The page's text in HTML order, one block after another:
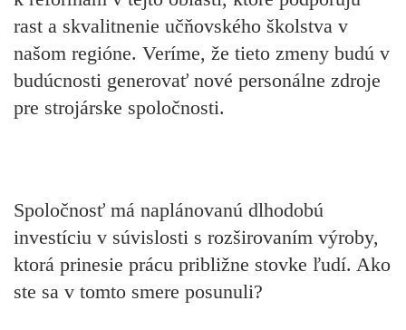
rast a skvalitnenie učňovského školstva v
našom regióne. Veríme, že tieto zmeny budú v
budúcnosti generovať nové personálne zdroje
pre strojárske spoločnosti.
Spoločnosť má naplánovanú dlhodobú
investíciu v súvislosti s rozširovaním výroby,
ktorá prinesie prácu približne stovke ľudí. Ako
ste sa v tomto smere posunuli?